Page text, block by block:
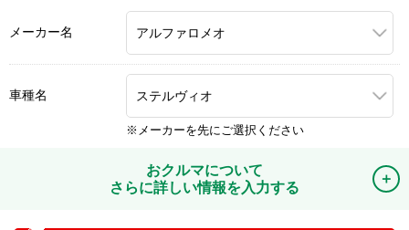
メーカー名
車種名
メーカーを先にご選択ください
おクルマについて
さらに詳しい情報を入力する